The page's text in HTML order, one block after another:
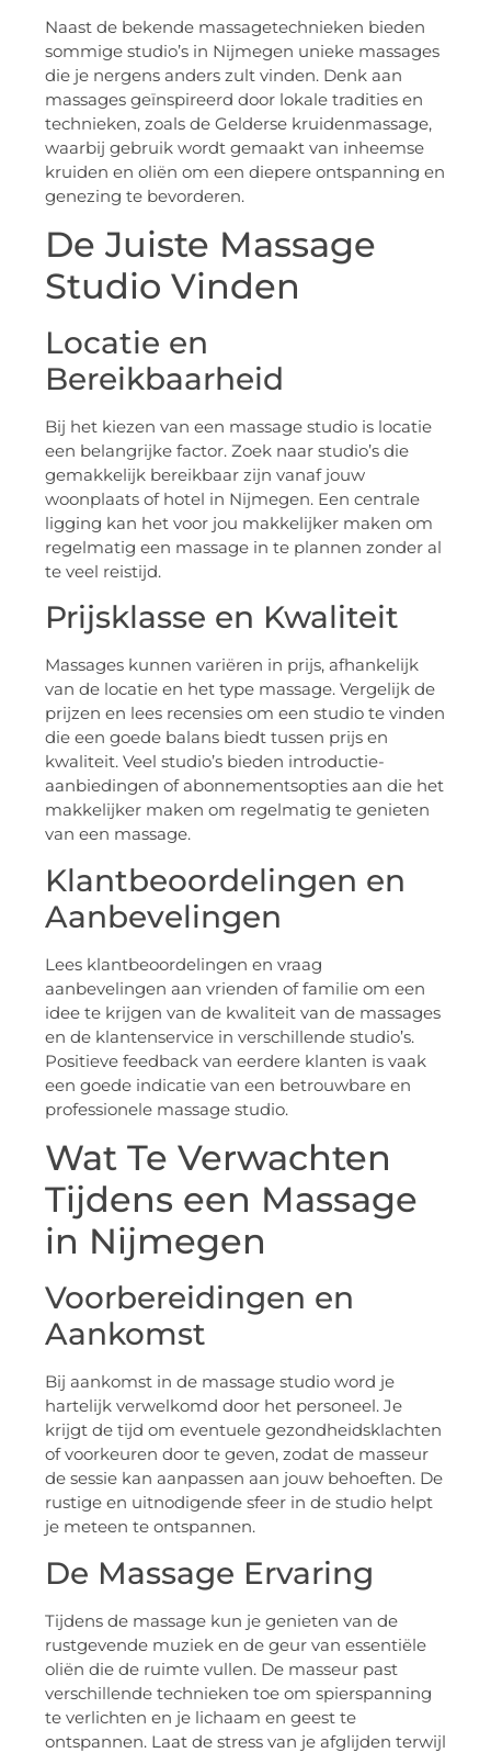
Naast de bekende massagetechnieken bieden
sommige studio’s in Nijmegen unieke massages
die je nergens anders zult vinden. Denk aan
massages geïnspireerd door lokale tradities en
technieken, zoals de Gelderse kruidenmassage,
waarbij gebruik wordt gemaakt van inheemse
kruiden en oliën om een diepere ontspanning en
genezing te bevorderen.
De Juiste Massage
Studio Vinden
Locatie en
Bereikbaarheid
Bij het kiezen van een massage studio is locatie
een belangrijke factor. Zoek naar studio’s die
gemakkelijk bereikbaar zijn vanaf jouw
woonplaats of hotel in Nijmegen. Een centrale
ligging kan het voor jou makkelijker maken om
regelmatig een massage in te plannen zonder al
te veel reistijd.
Prijsklasse en Kwaliteit
Massages kunnen variëren in prijs, afhankelijk
van de locatie en het type massage. Vergelijk de
prijzen en lees recensies om een studio te vinden
die een goede balans biedt tussen prijs en
kwaliteit. Veel studio’s bieden introductie-
aanbiedingen of abonnementsopties aan die het
makkelijker maken om regelmatig te genieten
van een massage.
Klantbeoordelingen en
Aanbevelingen
Lees klantbeoordelingen en vraag
aanbevelingen aan vrienden of familie om een
idee te krijgen van de kwaliteit van de massages
en de klantenservice in verschillende studio’s.
Positieve feedback van eerdere klanten is vaak
een goede indicatie van een betrouwbare en
professionele massage studio.
Wat Te Verwachten
Tijdens een Massage
in Nijmegen
Voorbereidingen en
Aankomst
Bij aankomst in de massage studio word je
hartelijk verwelkomd door het personeel. Je
krijgt de tijd om eventuele gezondheidsklachten
of voorkeuren door te geven, zodat de masseur
de sessie kan aanpassen aan jouw behoeften. De
rustige en uitnodigende sfeer in de studio helpt
je meteen te ontspannen.
De Massage Ervaring
Tijdens de massage kun je genieten van de
rustgevende muziek en de geur van essentiële
oliën die de ruimte vullen. De masseur past
verschillende technieken toe om spierspanning
te verlichten en je lichaam en geest te
ontspannen. Laat de stress van je afglijden terwijl